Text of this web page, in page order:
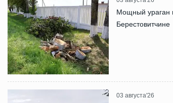
Мощный ураган
Берестовитчине
03 августа'26